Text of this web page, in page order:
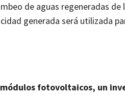
de aguas regeneradas de
generada será utilizada
fotovoltaicos, un